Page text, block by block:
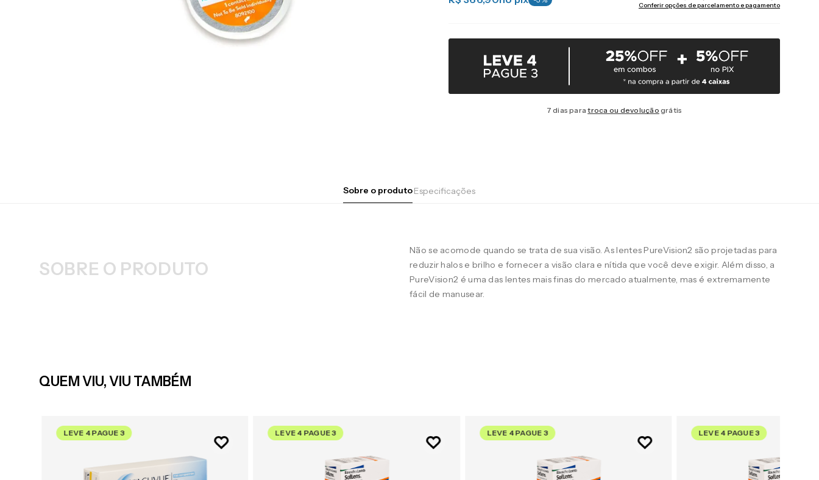
Conferir opções de parcelamento e pagamento
7 dias paratroca ou devolução grátis
Sobre o produtoEspecificações
SOBRE O PRODUTO
Não se acomode quando se trata de sua visão. As lentes PureVision2 são projetadas para
reduzir halos e brilho e fornecer a visão clara e nítida que você deve exigir. Além disso, a
PureVision2 é uma das lentes mais finas do mercado atualmente, mas é extremamente
fácil de manusear.
QUEM VIU, VIU TAMBÉM
LEVE 4 PAGUE 3 LEVE 4 PAGUE 3 LEVE 4 PAGUE 3 LEVE 4 PAGUE 3